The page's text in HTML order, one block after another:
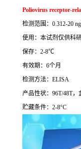
Poliovirus receptor-
检测范围： 0.312-20
使用：本试剂仅供科
保存： 2-8℃
有效期： 6个月
检测方法： ELISA
产品性状： 96T/48T，
贮藏条件： 2-8°C